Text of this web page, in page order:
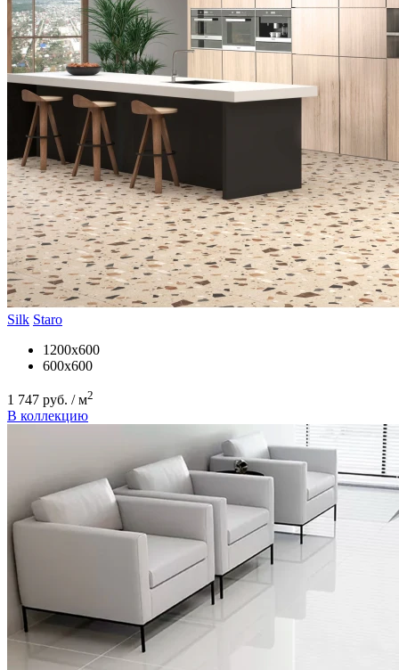
Silk Staro
1200x600
600x600
1 747 руб. / м2
В коллекцию